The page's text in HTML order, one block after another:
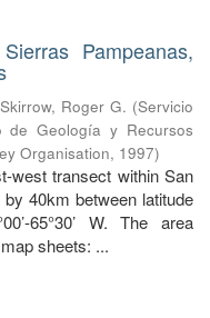
Pampeanas,
Skirrow, Roger G. (Servicio
de Geología y Recursos
Organisation, 1997)
west transect within San
40km between latitude
65°30’ W. The area
sheets: ...